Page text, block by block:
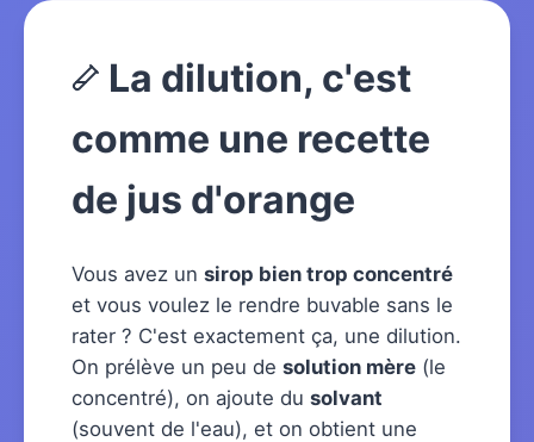
La dilution, c'est
comme une recette
de jus d'orange
Vous avez un sirop bien trop concentré
et vous voulez le rendre buvable sans le
rater ? C'est exactement ça, une dilution.
On prélève un peu de solution mère (le
concentré), on ajoute du solvant
(souvent de l'eau), et on obtient une